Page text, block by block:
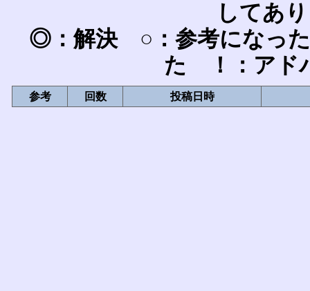
してあ
◎：解決 ○：参考になっ
た ！：アド
参考 回数 投稿日時